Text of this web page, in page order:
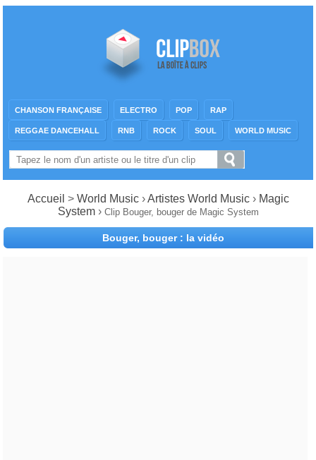
CHANSON FRANÇAISE ELECTRO POP RAP
REGGAE DANCEHALL RNB ROCK SOUL WORLD MUSIC
Accueil > World Music ›Artistes World Music› Magic
System › Clip Bouger, bouger de Magic System
Bouger, bouger : la vidéo